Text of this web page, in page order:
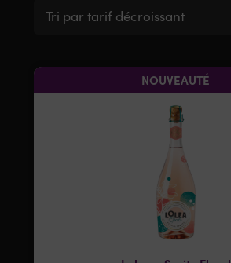
Tri par tarif décroissant
NOUVEAUTÉ